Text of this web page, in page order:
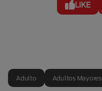
LIKE
Adulto Adultos Mayores